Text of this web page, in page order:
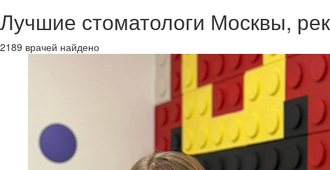
Лучшие стоматологи Москвы,
2189 врачей найдено